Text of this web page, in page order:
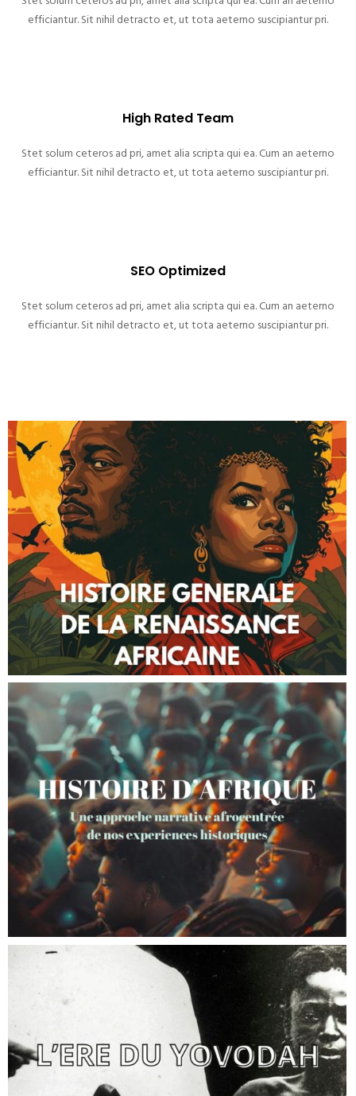
efficiantur. Sit nihil detracto et, ut tota aeterno suscipiantur pri.
High Rated Team
Stet solum ceteros ad pri, amet alia scripta qui ea. Cum an aeterno
efficiantur. Sit nihil detracto et, ut tota aeterno suscipiantur pri.
SEO Optimized
Stet solum ceteros ad pri, amet alia scripta qui ea. Cum an aeterno
efficiantur. Sit nihil detracto et, ut tota aeterno suscipiantur pri.